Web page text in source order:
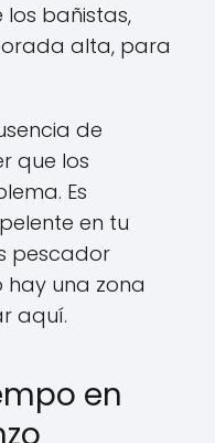
bañistas,
alta, para
de
que los
Es
en tu
pescador
una zona
aquí.
en